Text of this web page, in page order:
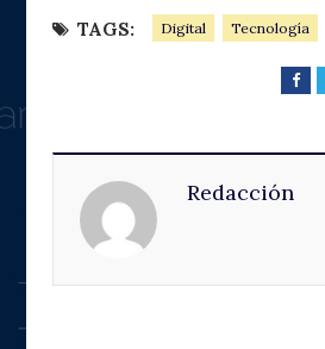
TAGS: Digital Tecnología
F
Redacción